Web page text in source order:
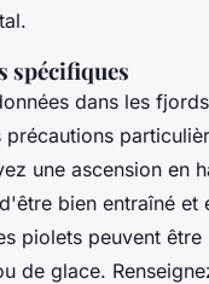
spécifiques
dans les
précautions
une ascension en
bien entraîné et
piolets peuvent être
de glace.